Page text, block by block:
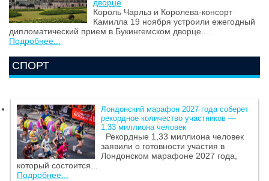
дворце
Король Чарльз и Королева-консорт
Камилла 19 ноября устроили ежегодный
дипломатический прием в Букингемском дворце....
Подробнее...
СПОРТ
Лондонский марафон 2027 года соберет
рекордное количество участников —
1,33 миллиона человек
Рекордные 1,33 миллиона человек
заявили о готовности участия в
Лондонском марафоне 2027 года,
который состоится...
Подробнее...